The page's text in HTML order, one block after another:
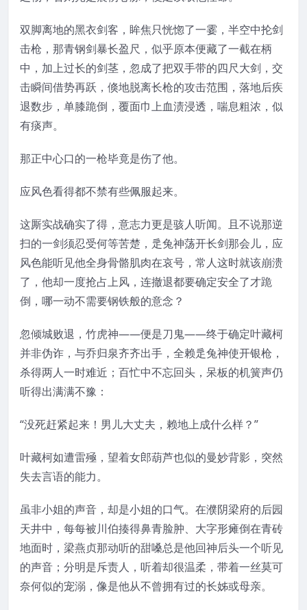
双脚离地的黑衣剑客，眸焦只恍惚了一霎，半空中抡剑
击枪，那青钢剑暴长盈尺，似乎原本便藏了一截在柄
中，加上过长的剑茎，忽成了把双手带的四尺大剑，交
击瞬间借势再跃，倏地脱离长枪的攻击范围，落地后疾
退数步，单膝跪倒，覆面巾上血渍浸透，喘息粗浓，似
有痰声。
那正中心口的一枪毕竟是伤了他。
应风色看得都不禁有些佩服起来。
这厮实战确实了得，意志力更是骇人听闻。且不说那逆
扫的一剑须忍受何等苦楚，辵兔神荡开长剑那会儿，应
风色能听见他全身骨骼肌肉在哀号，常人这时就该崩溃
了，他却一度抢占上风，连撤退都要确定安全了才跪
倒，哪一动不需要钢铁般的意念？
忽倾城败退，竹虎神——便是刀鬼——终于确定叶藏柯
并非伪诈，与乔归泉齐齐出手，全赖辵兔神使开银枪，
杀得两人一时难近；百忙中不忘回头，呆板的机簧声仍
听得出满满不豫：
“没死赶紧起来！男儿大丈夫，赖地上成什么样？”
叶藏柯如遭雷殛，望着女郎葫芦也似的曼妙背影，突然
失去言语的能力。
虽非小姐的声音，却是小姐的口气。在濮阴梁府的后园
天井中，每每被川伯揍得鼻青脸肿、大字形瘫倒在青砖
地面时，梁燕贞那动听的甜嗓总是他回神后头一个听见
的声音；分明是斥责人，听着却很温柔，带着一丝莫可
奈何似的宠溺，像是他从不曾拥有过的长姊或母亲。